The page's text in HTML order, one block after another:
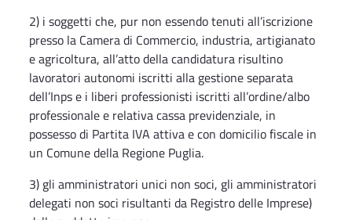
2) i soggetti che, pur non essendo tenuti all’iscrizione
presso la Camera di Commercio, industria, artigianato
e agricoltura, all’atto della candidatura risultino
lavoratori autonomi iscritti alla gestione separata
dell’Inps e i liberi professionisti iscritti all’ordine/albo
professionale e relativa cassa previdenziale, in
possesso di Partita IVA attiva e con domicilio fiscale in
un Comune della Regione Puglia.
3) gli amministratori unici non soci, gli amministratori
delegati non soci risultanti da Registro delle Imprese)